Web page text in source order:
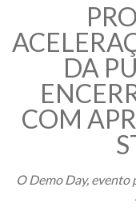
DA
COM
O Demo Day, evento